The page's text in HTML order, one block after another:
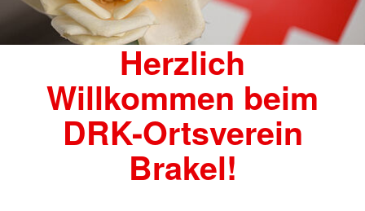
Herzlich
Willkommen beim
DRK-Ortsverein
Brakel!